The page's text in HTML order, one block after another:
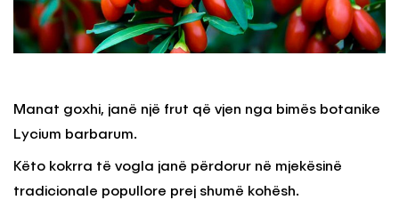
Manat goxhi, janë një frut që vjen nga bimës botanike
Lycium barbarum.
Këto kokrra të vogla janë përdorur në mjekësinë
tradicionale popullore prej shumë kohësh.